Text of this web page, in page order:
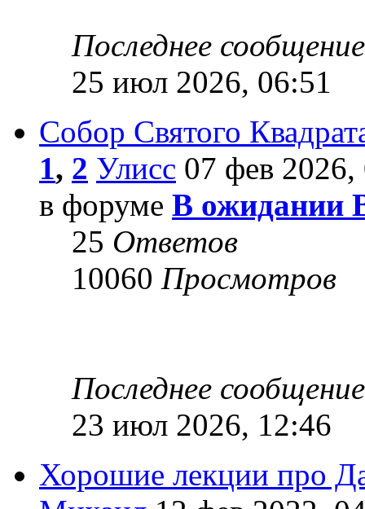
Последнее
25 июл 2026, 06:51
Собор Святого
1, 2 Улисс 07 фев 2026,
в форуме В ожидании
25 Ответов
10060 Просмотров
Последнее
23 июл 2026, 12:46
Хорошие лекции про